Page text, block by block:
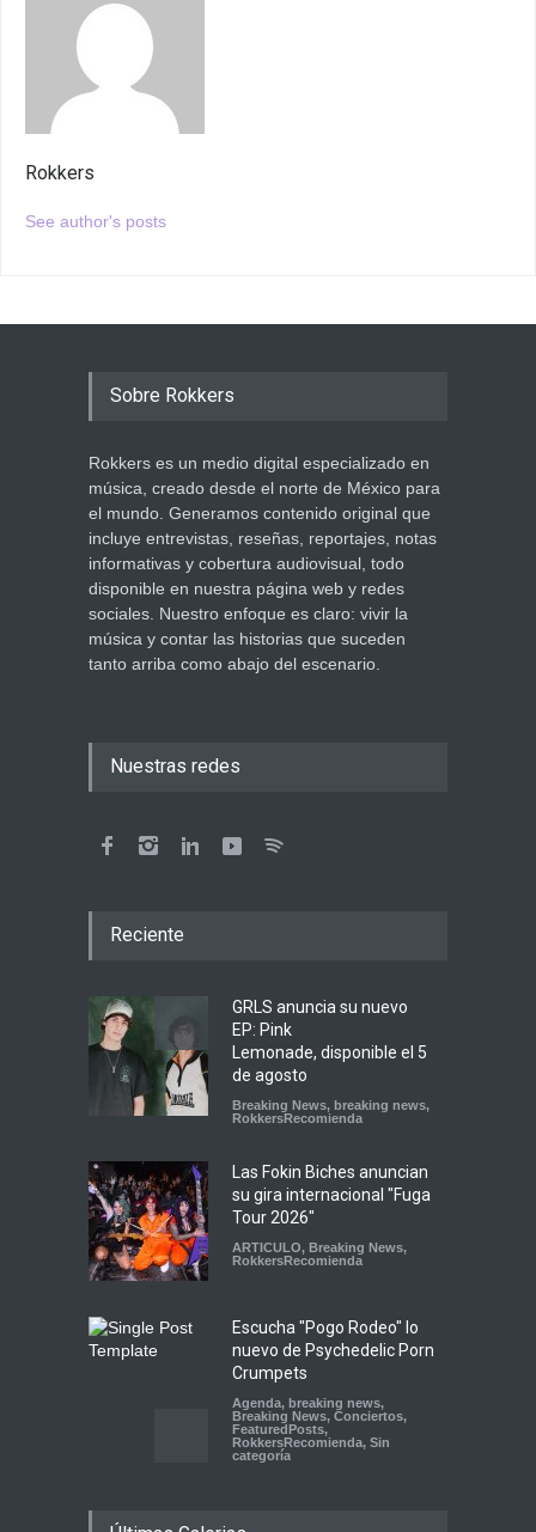
Rokkers
See author's posts
Sobre Rokkers
Rokkers es un medio digital especializado en
música, creado desde el norte de México para
el mundo. Generamos contenido original que
incluye entrevistas, reseñas, reportajes, notas
informativas y cobertura audiovisual, todo
disponible en nuestra página web y redes
sociales. Nuestro enfoque es claro: vivir la
música y contar las historias que suceden
tanto arriba como abajo del escenario.
Nuestras redes
Reciente
GRLS anuncia su nuevo
EP: Pink
Lemonade, disponible el 5
de agosto
Breaking News, breaking news,
RokkersRecomienda
Las Fokin Biches anuncian
su gira internacional "Fuga
Tour 2026"
ARTICULO, Breaking News,
RokkersRecomienda
Escucha "Pogo Rodeo" lo
nuevo de Psychedelic Porn
Crumpets
Agenda, breaking news,
Breaking News, Conciertos,
FeaturedPosts,
RokkersRecomienda, Sin
categoría